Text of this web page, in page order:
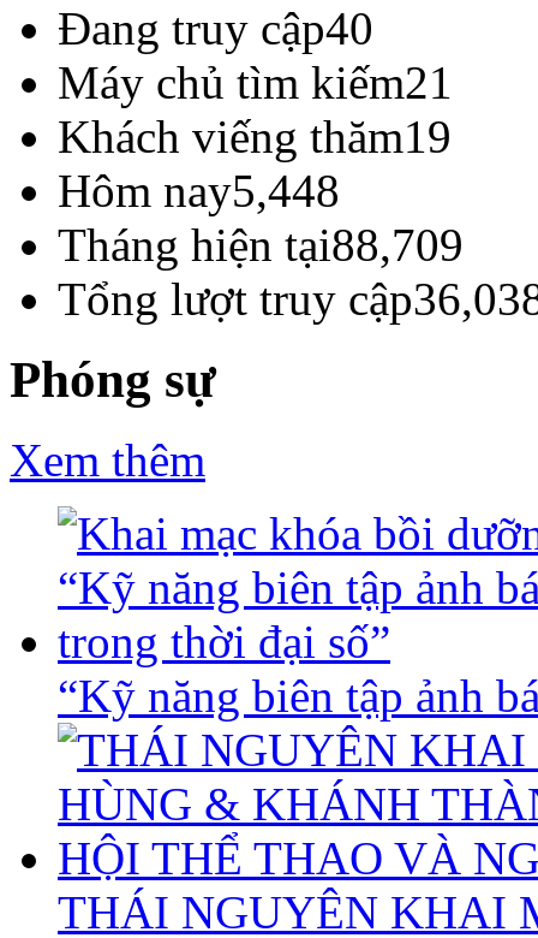
Đang truy cập40
Máy chủ tìm kiếm21
Khách viếng thăm19
Hôm nay5,448
Tháng hiện tại88,709
Tổng lượt truy cập
Phóng sự
Xem thêm
“Kỹ năng biên tập ảnh
THÁI NGUYÊN KHAI